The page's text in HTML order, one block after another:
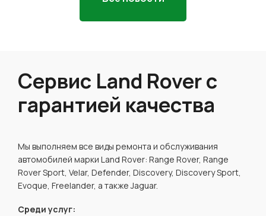
Сервис Land Rover с
гарантией качества
Мы выполняем все виды ремонта и обслуживания
автомобилей марки Land Rover: Range Rover, Range
Rover Sport, Velar, Defender, Discovery, Discovery Sport,
Evoque, Freelander, а также Jaguar.
Среди услуг: